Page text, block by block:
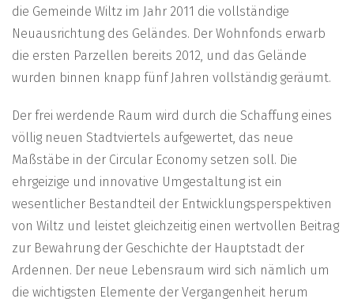
die Gemeinde Wiltz im Jahr 2011 die vollständige
Neuausrichtung des Geländes. Der Wohnfonds erwarb
die ersten Parzellen bereits 2012, und das Gelände
wurden binnen knapp fünf Jahren vollständig geräumt.
Der frei werdende Raum wird durch die Schaffung eines
völlig neuen Stadtviertels aufgewertet, das neue
Maßstäbe in der Circular Economy setzen soll. Die
ehrgeizige und innovative Umgestaltung ist ein
wesentlicher Bestandteil der Entwicklungsperspektiven
von Wiltz und leistet gleichzeitig einen wertvollen Beitrag
zur Bewahrung der Geschichte der Hauptstadt der
Ardennen. Der neue Lebensraum wird sich nämlich um
die wichtigsten Elemente der Vergangenheit herum